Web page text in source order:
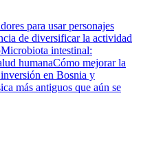
para usar personajes
de diversificar la actividad
Microbiota intestinal:
humanaCómo mejorar la
en Bosnia y
más antiguos que aún se